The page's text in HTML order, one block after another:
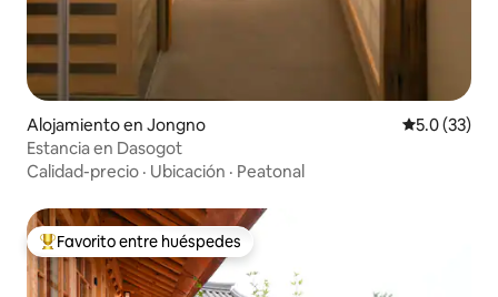
Alojamiento en Jongno Calificación
5.0 (33)
Estancia en Dasogot
Calidad-precio · Ubicación · Peatonal
Favorito entre huéspedes preferido
Favorito entre huéspedes